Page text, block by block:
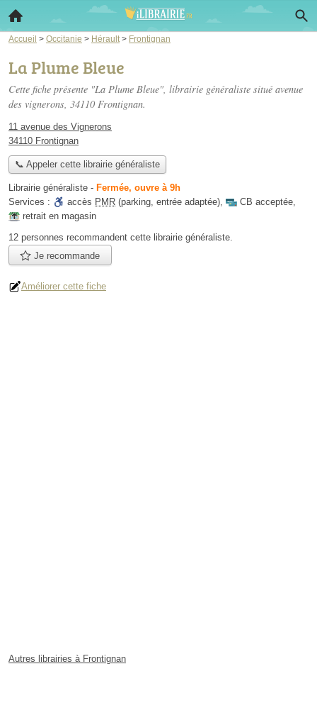
Accueil > Occitanie > Hérault > Frontignan
La Plume Bleue
Cette fiche présente "La Plume Bleue", librairie généraliste situé avenue
des vignerons, 34110 Frontignan.
11 avenue des Vignerons
34110 Frontignan
📞 Appeler cette librairie généraliste
Librairie généraliste - Fermée, ouvre à 9h
Services :
accès PMR (parking, entrée adaptée), CB acceptée,
retrait en magasin
12 personnes recommandent cette librairie généraliste.
Je recommande
Améliorer cette fiche
Autres librairies à Frontignan